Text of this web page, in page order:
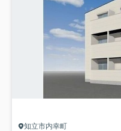
知立市内幸町